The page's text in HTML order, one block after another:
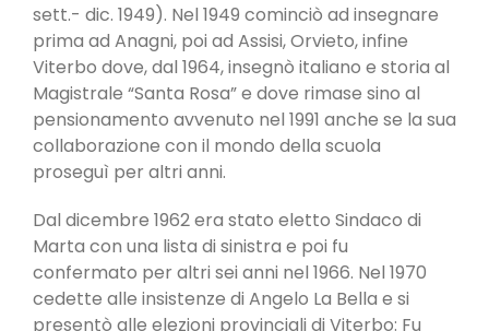
sett.- dic. 1949). Nel 1949 cominciò ad insegnare
prima ad Anagni, poi ad Assisi, Orvieto, infine
Viterbo dove, dal 1964, insegnò italiano e storia al
Magistrale “Santa Rosa” e dove rimase sino al
pensionamento avvenuto nel 1991 anche se la sua
collaborazione con il mondo della scuola
proseguì per altri anni.
Dal dicembre 1962 era stato eletto Sindaco di
Marta con una lista di sinistra e poi fu
confermato per altri sei anni nel 1966. Nel 1970
cedette alle insistenze di Angelo La Bella e si
presentò alle elezioni provinciali di Viterbo: Fu